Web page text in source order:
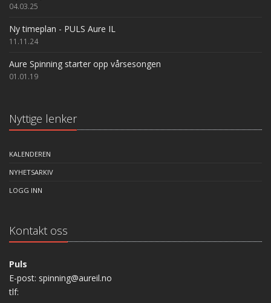
04.03.25
Ny timeplan - PULS Aure IL
11.11.24
Aure Spinning starter opp vårsesongen
01.01.19
Nyttige lenker
KALENDEREN
NYHETSARKIV
LOGG INN
Kontakt oss
Puls
E-post: spinning@aureil.no
tlf: